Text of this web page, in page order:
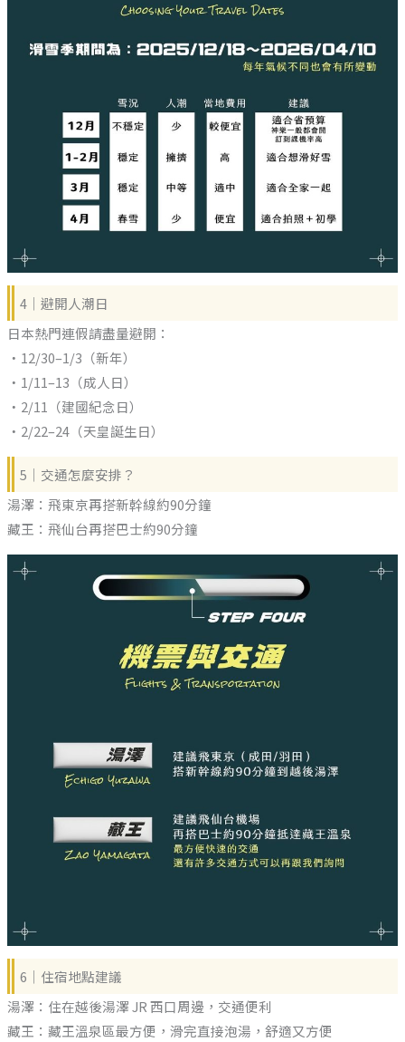
4｜避開人潮日
日本熱門連假請盡量避開：
・12/30–1/3（新年）
・1/11–13（成人日）
・2/11（建國紀念日）
・2/22–24（天皇誕生日）
5｜交通怎麼安排？
湯澤：飛東京再搭新幹線約90分鐘
藏王：飛仙台再搭巴士約90分鐘
6｜住宿地點建議
湯澤：住在越後湯澤 JR 西口周邊，交通便利
藏王：藏王溫泉區最方便，滑完直接泡湯，舒適又方便